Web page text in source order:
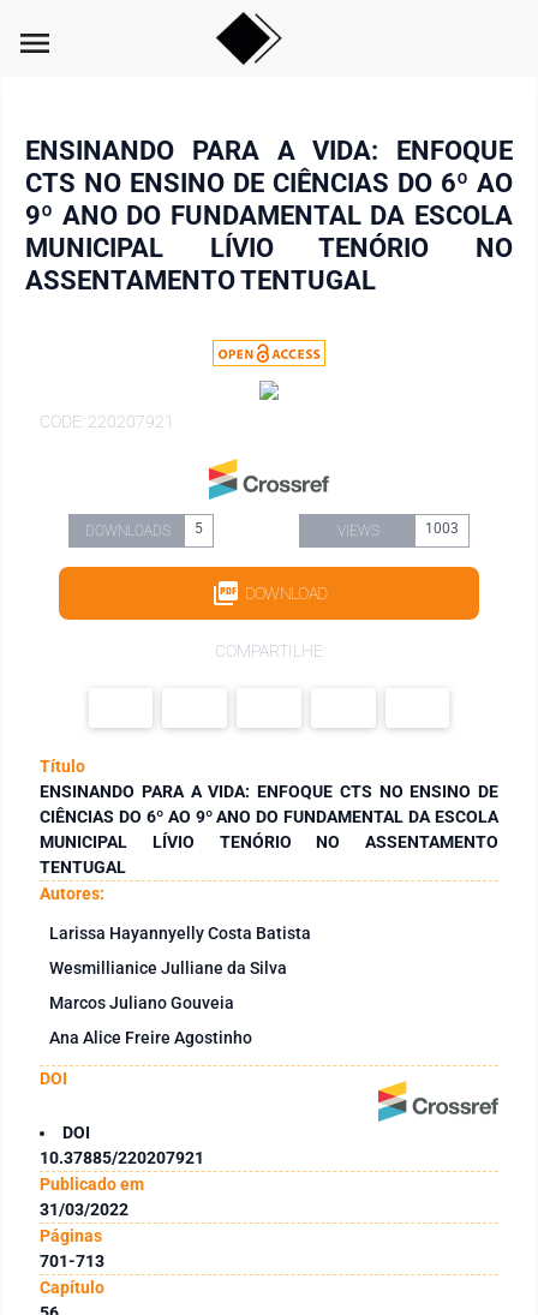
menu
ENSINANDO PARA A VIDA: ENFOQUE
CTS NO ENSINO DE CIÊNCIAS DO 6º AO
9º ANO DO FUNDAMENTAL DA ESCOLA
MUNICIPAL LÍVIO TENÓRIO NO
ASSENTAMENTO TENTUGAL
CODE: 220207921
DOWNLOADS 5 VIEWS 1003
DOWNLOAD
COMPARTILHE
Título
ENSINANDO PARA A VIDA: ENFOQUE CTS NO ENSINO DE
CIÊNCIAS DO 6º AO 9º ANO DO FUNDAMENTAL DA ESCOLA
MUNICIPAL LÍVIO TENÓRIO NO ASSENTAMENTO
TENTUGAL
Autores:
Larissa Hayannyelly Costa Batista
Wesmillianice Julliane da Silva
Marcos Juliano Gouveia
Ana Alice Freire Agostinho
DOI
DOI
10.37885/220207921
Publicado em
31/03/2022
Páginas
701-713
Capítulo